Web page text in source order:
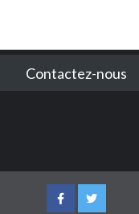
Contactez-nous
FacebookTwitter